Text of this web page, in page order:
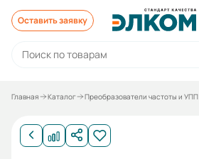
Оставить заявку
Главная Каталог Преобразователи частоты и УПП